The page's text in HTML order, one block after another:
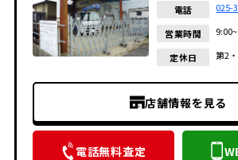
電話
025-
営業時間
定休日 第2
店舗情報を見る
電話無料査定